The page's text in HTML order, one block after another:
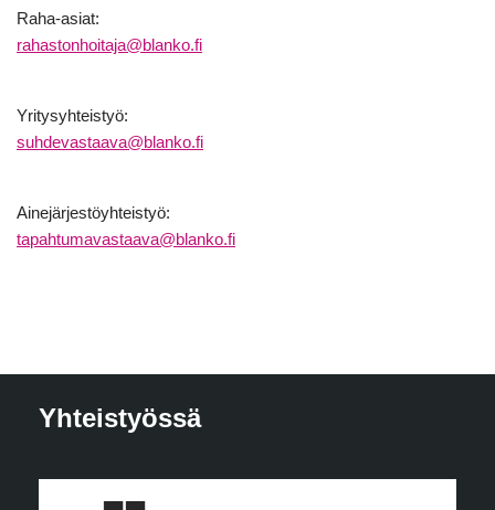
Raha-asiat:
rahastonhoitaja@blanko.fi
Yritysyhteistyö:
suhdevastaava@blanko.fi
Ainejärjestöyhteistyö:
tapahtumavastaava@blanko.fi
Yhteistyössä